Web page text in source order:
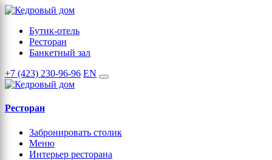
Бутик-отель
Ресторан
Банкетный зал
+7 (423) 230-96-96 EN
Ресторан
Забронировать столик
Меню
Интерьер ресторана